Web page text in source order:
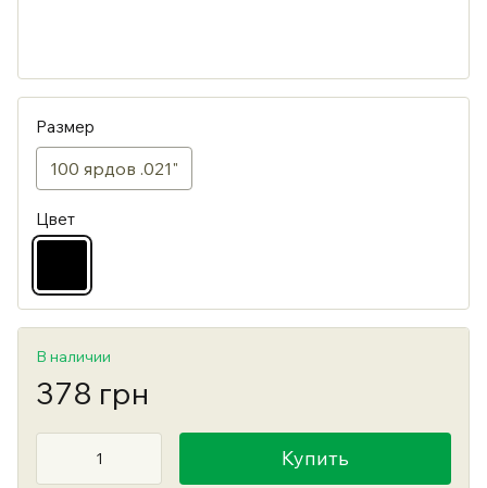
Размер
100 ярдов .021"
Цвет
В наличии
378 грн
Купить